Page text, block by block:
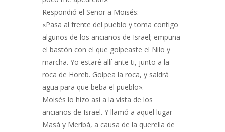
Respondió el Señor a Moisés:
«Pasa al frente del pueblo y toma contigo
algunos de los ancianos de Israel; empuña
el bastón con el que golpeaste el Nilo y
marcha. Yo estaré allí ante ti, junto a la
roca de Horeb. Golpea la roca, y saldrá
agua para que beba el pueblo».
Moisés lo hizo así a la vista de los
ancianos de Israel. Y llamó a aquel lugar
Masá y Meribá, a causa de la querella de